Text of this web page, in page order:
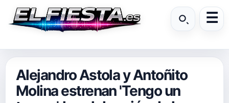
Alejandro Astola y Antoñito
Molina estrenan 'Tengo un